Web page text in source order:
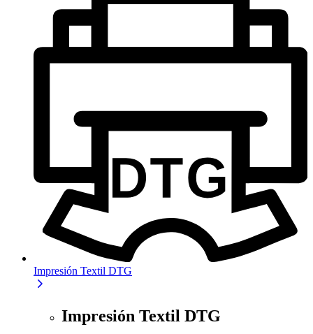
Impresión Textil DTG
Impresión Textil DTG